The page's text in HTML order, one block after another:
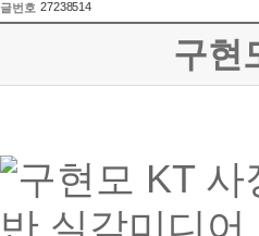
글번호 27238514
구현